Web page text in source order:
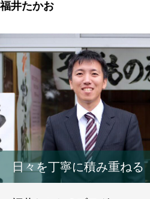
福井たかお
日々を丁寧に積み重ねる
福津への想いと実績
重点政策と市役所活性化策
プロフィール
市政方針ーまちの未来を再設計